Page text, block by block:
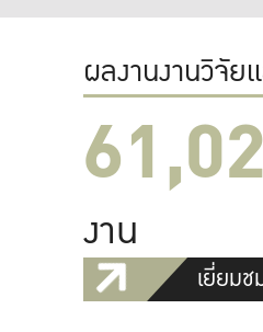
ผลงานงานวิจัย
งาน
เยี่ยม